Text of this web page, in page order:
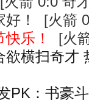
好！ [火箭
乐！
[火
欲横扫奇才
PK：书豪